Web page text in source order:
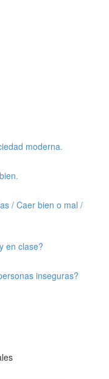
moderna.
/ Caer bien o mal /
en clase?
inseguras?